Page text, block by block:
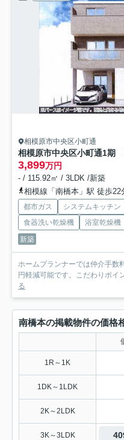
相模原市中央区小町通
3,899万円
- / 115.92㎡ / 3LDK /新築
相模線「南橋本」駅 徒歩22
都市ガス システムキッチン
食器洗い乾燥機
浴室乾燥機
新築
ホームプランナーでは仲介手数
円軽減可能です。こだわりポイ
る
南橋本の掲載物件の価格
1R～1K
1DK～1LDK
2K～2LDK
3K～3LDK